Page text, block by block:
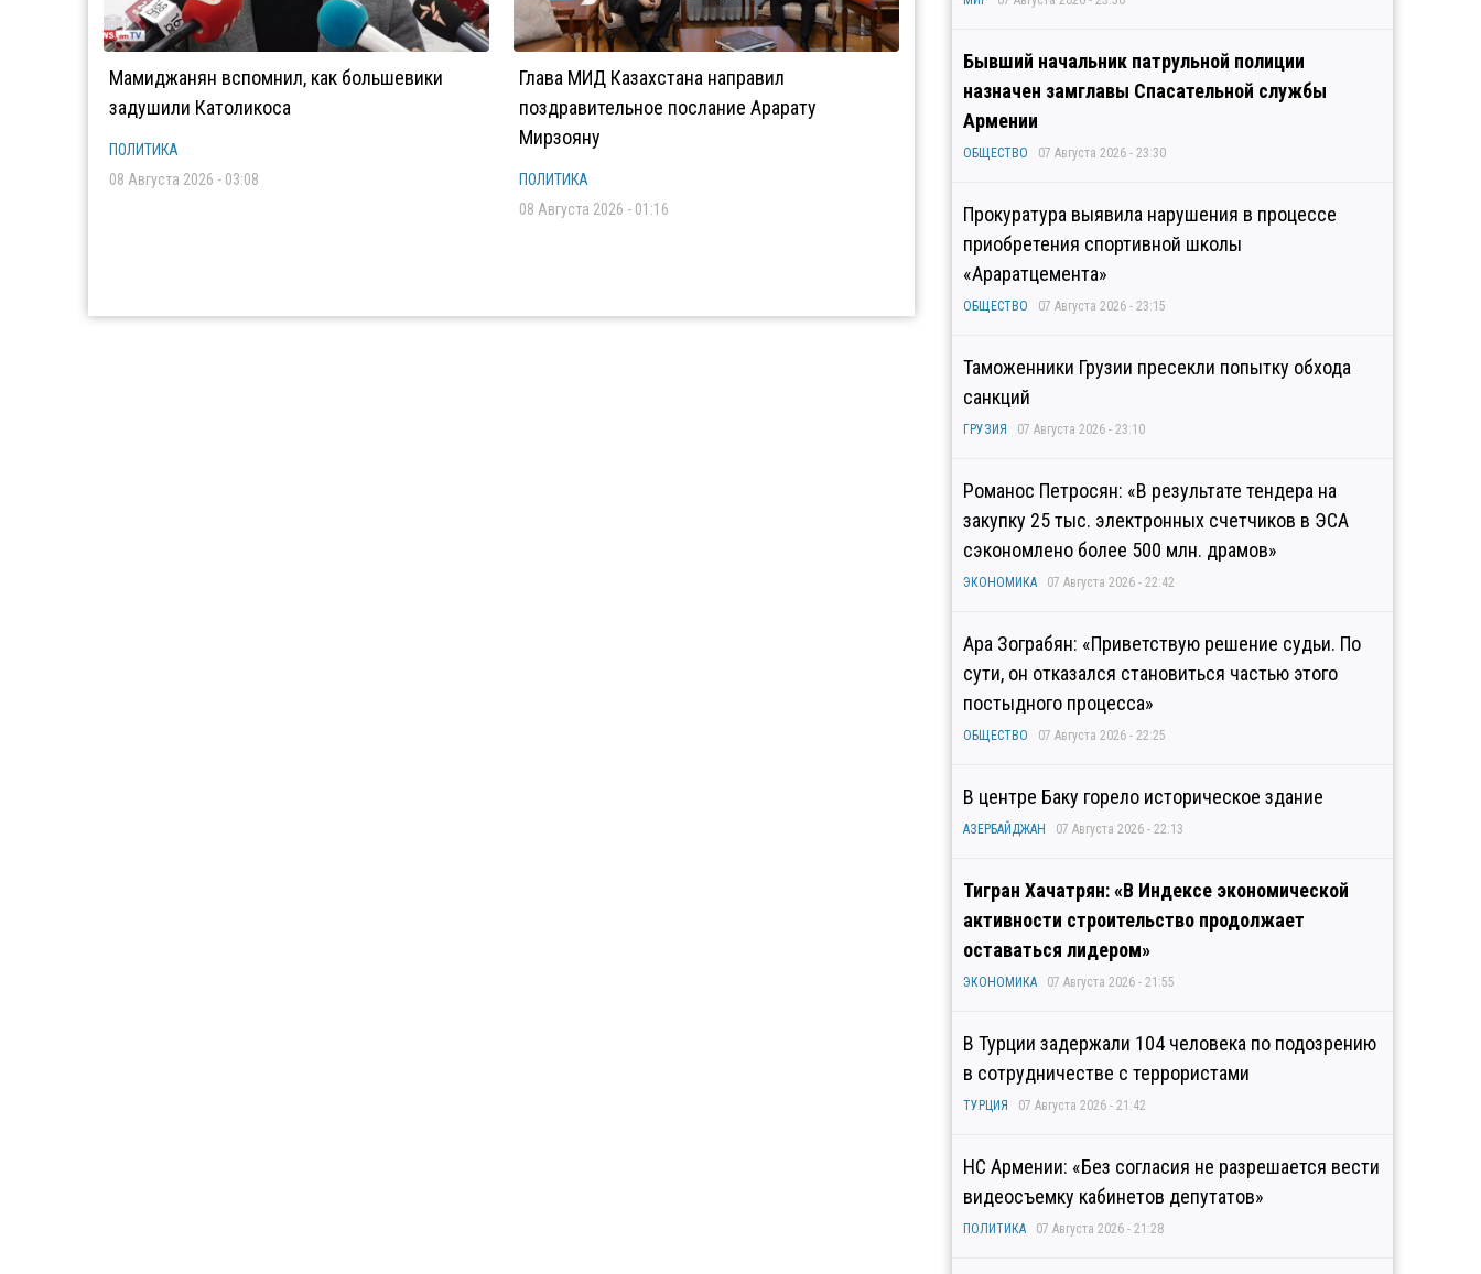
Мамиджанян вспомнил, как большевики
задушили Католикоса
ПОЛИТИКА
08 Августа 2026 - 03:08
Глава МИД Казахстана направил
поздравительное послание Арарату
Мирзояну
ПОЛИТИКА
08 Августа 2026 - 01:16
Бывший начальник патрульной полиции
назначен замглавы Спасательной службы
Армении
ОБЩЕСТВО 07 Августа 2026 - 23:30
Прокуратура выявила нарушения в процессе
приобретения спортивной школы
«Араратцемента»
ОБЩЕСТВО 07 Августа 2026 - 23:15
Таможенники Грузии пресекли попытку обхода
санкций
ГРУЗИЯ 07 Августа 2026 - 23:10
Романос Петросян: «В результате тендера на
закупку 25 тыс. электронных счетчиков в ЭСА
сэкономлено более 500 млн. драмов»
ЭКОНОМИКА 07 Августа 2026 - 22:42
Ара Зограбян: «Приветствую решение судьи. По
сути, он отказался становиться частью этого
постыдного процесса»
ОБЩЕСТВО 07 Августа 2026 - 22:25
В центре Баку горело историческое здание
АЗЕРБАЙДЖАН 07 Августа 2026 - 22:13
Тигран Хачатрян: «В Индексе экономической
активности строительство продолжает
оставаться лидером»
ЭКОНОМИКА 07 Августа 2026 - 21:55
В Турции задержали 104 человека по подозрению
в сотрудничестве с террористами
ТУРЦИЯ 07 Августа 2026 - 21:42
НС Армении: «Без согласия не разрешается вести
видеосъемку кабинетов депутатов»
ПОЛИТИКА 07 Августа 2026 - 21:28